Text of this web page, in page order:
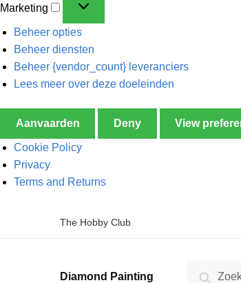
Marketing
Beheer opties
Beheer diensten
Beheer {vendor_count} leveranciers
Lees meer over deze doeleinden
Aanvaarden Deny View
Cookie Policy
Privacy
Terms and Returns
The Hobby Club
Diamond Painting Zoeken